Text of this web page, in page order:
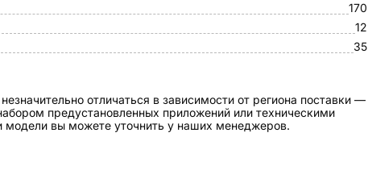
170
12
35
отличаться в зависимости от региона поставки —
предустановленных приложений или техническими
модели вы можете уточнить у наших менеджеров.